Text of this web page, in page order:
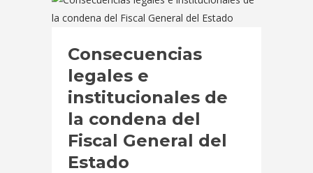
Consecuencias
legales e
institucionales de
la condena del
Fiscal General del
Estado